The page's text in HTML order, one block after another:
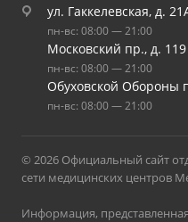
ул. Гаккелевская, д.
пн-вс: 08:00 — 21:00
Московский пр., д. 119
пн-вс: 08:00 — 21:00
Обуховской Обороны
пн-вс: 08:00 — 21:00
© 2026 Официальный сайт
сети медицинских центров
Информация,